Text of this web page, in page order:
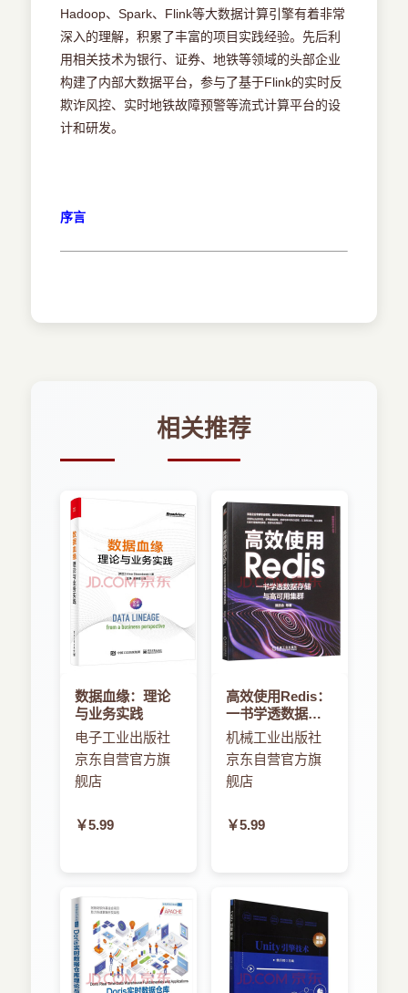
Hadoop、Spark、Flink等大数据计算引擎有着非常
深入的理解，积累了丰富的项目实践经验。先后利
用相关技术为银行、证券、地铁等领域的头部企业
构建了内部大数据平台，参与了基于Flink的实时反
欺诈风控、实时地铁故障预警等流式计算平台的设
计和研发。
序言
相关推荐
数据血缘：理论
与业务实践
电子工业出版社
京东自营官方旗
舰店
￥5.99
高效使用Redis：
一书学透数据存
储与高可用集群
机械工业出版社
京东自营官方旗
舰店
￥5.99
来自南京的用户 25分钟前 购买了本书